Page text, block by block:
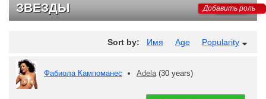
ЗВЕЗДЫ Добавить роль
Sort by: Имя Age Popularity
Фабиола Кампоманес Adela(30 years)